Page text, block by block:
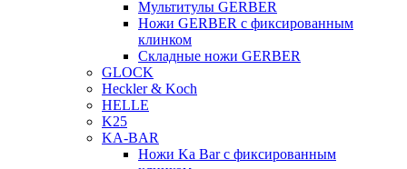
Мультитулы GERBER
Ножи GERBER с фиксированным
клинком
Складные ножи GERBER
GLOCK
Heckler & Koch
HELLE
K25
KA-BAR
Ножи Ka Bar c фиксированным